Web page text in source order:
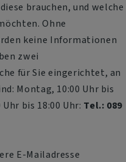
brauchen, und welche
Ohne
keine Informationen
zwei
für Sie eingerichtet, an
Montag, 10:00 Uhr bis
bis 18:00 Uhr: Tel.: 089
E-Mailadresse